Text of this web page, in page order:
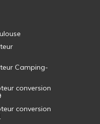
Camping-
conversion
conversion